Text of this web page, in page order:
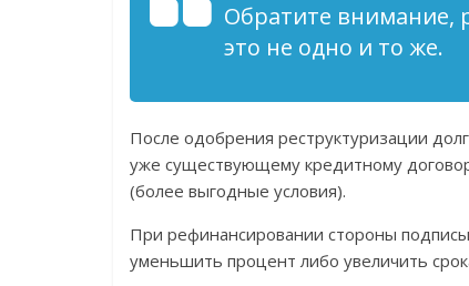
Обратите внимание,
это не одно и то же.
После одобрения реструктуризации
уже существующему кредитному
(более выгодные условия).
При рефинансировании стороны
уменьшить процент либо увеличить